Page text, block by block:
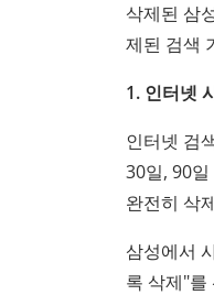
삭제된 삼
제된 검색
1. 인터넷
인터넷 검
30일, 90
완전히 삭
삼성에서
록 삭제"를